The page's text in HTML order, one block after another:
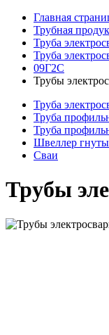
Главная
Трубная
Труба
Труба
09Г2С
Трубы
Труба
Труба
Труба
Швеллер
Сваи
Трубы